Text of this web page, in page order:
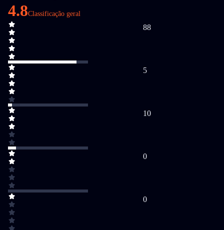
4.8Classificação geral
88
5
10
0
0